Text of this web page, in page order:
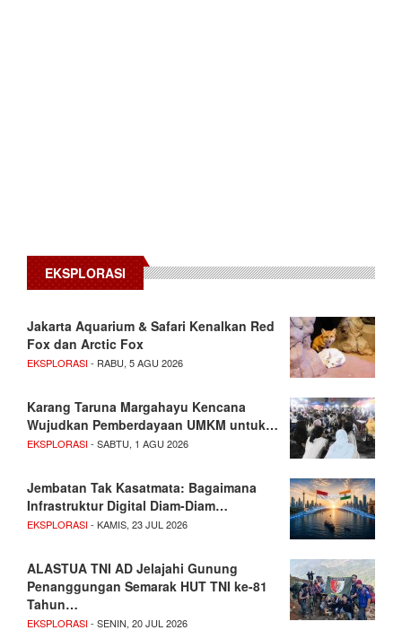
EKSPLORASI
Jakarta Aquarium & Safari Kenalkan Red
Fox dan Arctic Fox
EKSPLORASI- RABU, 5 AGU 2026
Karang Taruna Margahayu Kencana
Wujudkan Pemberdayaan UMKM untuk…
EKSPLORASI- SABTU, 1 AGU 2026
Jembatan Tak Kasatmata: Bagaimana
Infrastruktur Digital Diam-Diam…
EKSPLORASI- KAMIS, 23 JUL 2026
ALASTUA TNI AD Jelajahi Gunung
Penanggungan Semarak HUT TNI ke-81
Tahun…
EKSPLORASI- SENIN, 20 JUL 2026